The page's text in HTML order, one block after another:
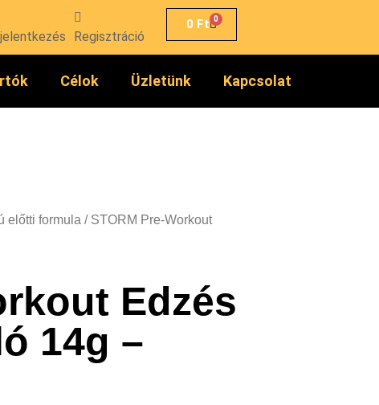
Regisztráció
0 Ft 0
Célok Üzletünk Kapcsolat
előtti formula / STORM Pre-Workout
Edzés
14g –